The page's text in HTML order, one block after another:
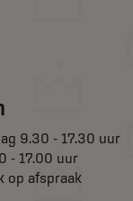
9.30 - 17.30 uur
- 17.00 uur
op afspraak